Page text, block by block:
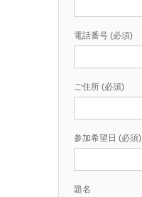
電話番号 (必須)
ご住所 (必須)
参加希望日 (必須)
題名